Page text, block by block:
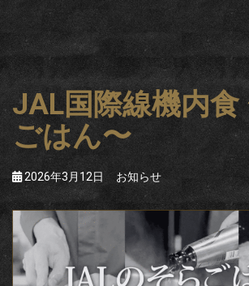
JAL国際線機内食
ごはん〜
2026年3月12日 お知らせ